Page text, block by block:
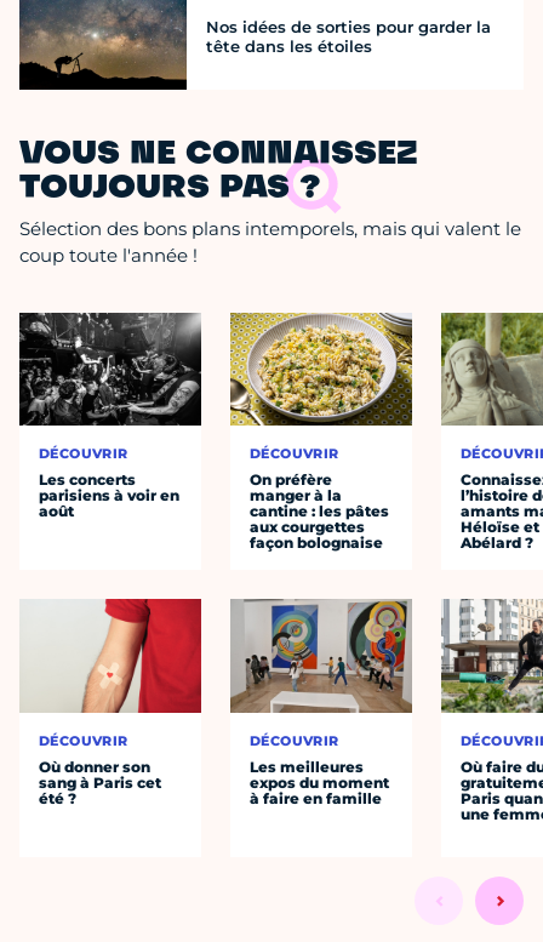
Nos idées de sorties pour garder la
tête dans les étoiles
VOUS NE CONNAISSEZ
TOUJOURS PAS ?
Sélection des bons plans intemporels, mais qui valent le
coup toute l'année !
DÉCOUVRIR
Les concerts
parisiens à voir en
août
DÉCOUVRIR
Où donner son
sang à Paris cet
été ?
DÉCOUVRIR
On préfère
manger à la
cantine : les pâtes
aux courgettes
façon bolognaise
DÉCOUVRIR
Les meilleures
expos du moment
à faire en famille
l’histoire
amants
Héloïse et
Abélard ?
Où faire
Paris
une